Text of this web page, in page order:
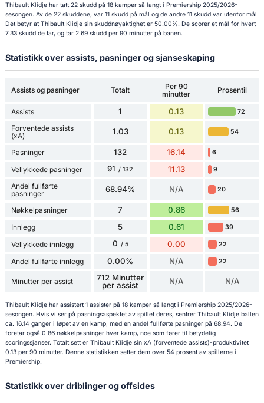
Thibault Klidje har tatt 22 skudd på 18 kamper så langt i Premiership 2025/2026-
sesongen. Av de 22 skuddene, var 11 skudd på mål og de andre 11 skudd var utenfor mål.
Det betyr at Thibault Klidje sin skuddnøyaktighet er 50.00%. De scorer et mål for hvert
7.33 skudd de tar, og tar 2.69 skudd per 90 minutter på banen.
Statistikk over assists, pasninger og sjanseskaping
Assists og pasninger Totalt
Per 90
minutter
Prosentil
Assists 1 0.13 72
Forventede assists
(xA)
1.03 0.13 54
Pasninger 132 16.14 6
Vellykkede pasninger 91 / 132 11.13 9
Andel fullførte
pasninger
68.94% N/A 20
Nøkkelpasninger 7 0.86 56
Innlegg 5 0.61 39
Vellykkede innlegg 0 / 5 0.00 22
Andel fullførte innlegg 0.00% N/A 22
Minutter per assist
712 Minutter
per assist
N/A N/A
Thibault Klidje har assistert 1 assister på 18 kamper så langt i Premiership 2025/2026-
sesongen. Hvis vi ser på pasningsaspektet av spillet deres, sentrer Thibault Klidje ballen
ca. 16.14 ganger i løpet av en kamp, med en andel fullførte pasninger på 68.94. De
foretar også 0.86 nøkkelpasninger hver kamp, noe som fører til betydelig
scoringssjanser. Totalt sett er Thibault Klidje sin xA (forventede assists)-produktivitet
0.13 per 90 minutter. Denne statistikken setter dem over 54 prosent av spillerne i
Premiership.
Statistikk over driblinger og offsides